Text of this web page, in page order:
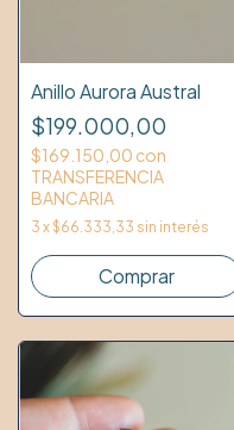
Anillo Aurora Austral
$199.000,00
$169.150,00 con
TRANSFERENCIA
BANCARIA
3 x $66.333,33 sin interés
Comprar